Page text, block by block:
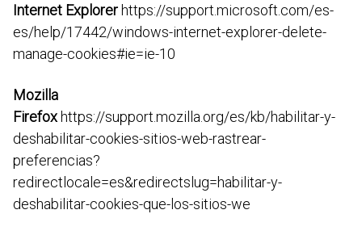
Internet Explorerhttps://support.microsoft.com/es-
es/help/17442/windows-internet-explorer-delete-
manage-cookies#ie=ie-10
Mozilla
Firefoxhttps://support.mozilla.org/es/kb/habilitar-y-
deshabilitar-cookies-sitios-web-rastrear-
preferencias?
redirectlocale=es&redirectslug=habilitar-y-
deshabilitar-cookies-que-los-sitios-we